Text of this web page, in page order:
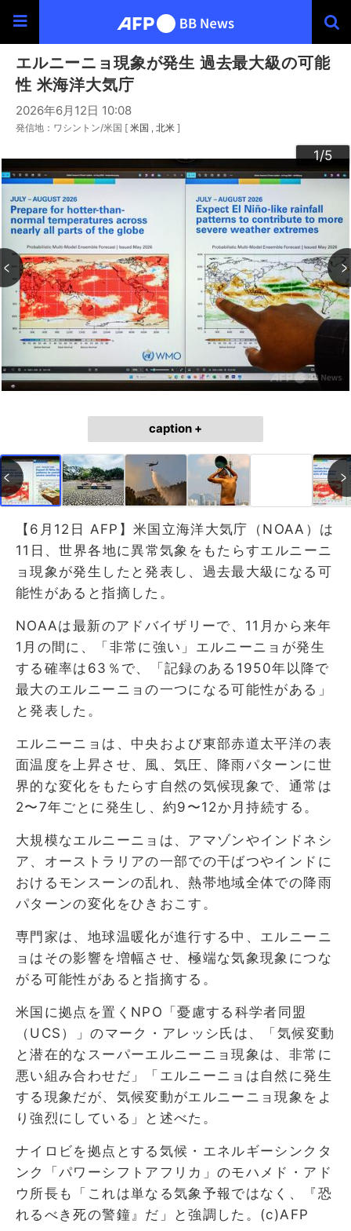
エルニーニョ現象が発生 過去最大級の可能
性 米海洋大気庁
2026年6月12日 10:08
発信地：ワシントン/米国 [ 米国 北米 ]
1/5
2/5
3/5
4/5
5/5
caption +
【6月12日 AFP】米国立海洋大気庁（NOAA）は
11日、世界各地に異常気象をもたらすエルニーニ
ョ現象が発生したと発表し、過去最大級になる可
能性があると指摘した。
NOAAは最新のアドバイザリーで、11月から来年
1月の間に、「非常に強い」エルニーニョが発生
する確率は63％で、「記録のある1950年以降で
最大のエルニーニョの一つになる可能性がある」
と発表した。
エルニーニョは、中央および東部赤道太平洋の表
面温度を上昇させ、風、気圧、降雨パターンに世
界的な変化をもたらす自然の気候現象で、通常は
2〜7年ごとに発生し、約9〜12か月持続する。
大規模なエルニーニョは、アマゾンやインドネシ
ア、オーストラリアの一部での干ばつやインドに
おけるモンスーンの乱れ、熱帯地域全体での降雨
パターンの変化をひきおこす。
専門家は、地球温暖化が進行する中、エルニーニ
ョはその影響を増幅させ、極端な気象現象につな
がる可能性があると指摘する。
米国に拠点を置くNPO「憂慮する科学者同盟
（UCS）」のマーク・アレッシ氏は、「気候変動
と潜在的なスーパーエルニーニョ現象は、非常に
悪い組み合わせだ」「エルニーニョは自然に発生
する現象だが、気候変動がエルニーニョ現象をよ
り強烈にしている」と述べた。
ナイロビを拠点とする気候・エネルギーシンクタ
ンク「パワーシフトアフリカ」のモハメド・アド
ウ所長も「これは単なる気象予報ではなく、『恐
れるべき死の警鐘』だ」と強調した。(c)AFP